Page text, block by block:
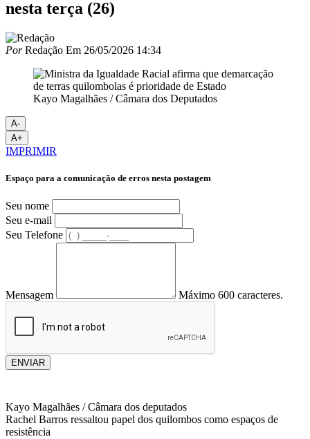
nesta terça (26)
PorRedação Em 26/05/2026 14:34
Kayo Magalhães / Câmara dos Deputados
A-
A+
IMPRIMIR
Espaço para a comunicação de erros nesta postagem
Seu nome
Seu e-mail
Seu Telefone
Mensagem Máximo 600 caracteres.
ENVIAR
Kayo Magalhães / Câmara dos deputados
Rachel Barros ressaltou papel dos quilombos como espaços de
resistência